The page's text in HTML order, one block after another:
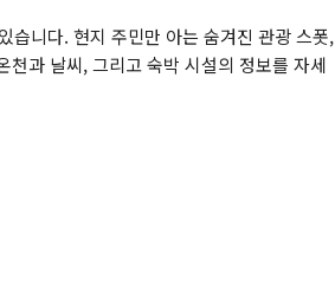
습니다. 현지 주민만 아는 숨겨진 관광 스폿,
과 날씨, 그리고 숙박 시설의 정보를 자세